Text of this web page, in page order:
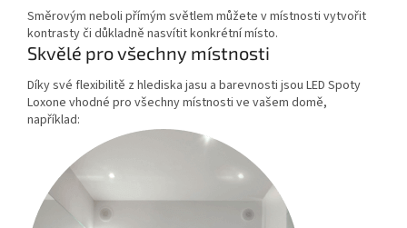
Směrovým neboli přímým světlem můžete v místnosti vytvořit
kontrasty či důkladně nasvítit konkrétní místo.
Skvělé pro všechny místnosti
Díky své flexibilitě z hlediska jasu a barevnosti jsou LED Spoty
Loxone vhodné pro všechny místnosti ve vašem domě,
například: